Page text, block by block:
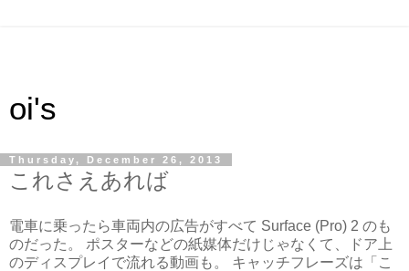
oi's
Thursday, December 26, 2013
これさえあれば
電車に乗ったら車両内の広告がすべて Surface (Pro) 2 のも
のだった。 ポスターなどの紙媒体だけじゃなくて、ドア上
のディスプレイで流れる動画も。 キャッチフレーズは「こ